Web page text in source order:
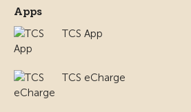
Apps
TCS App
TCS eCharge